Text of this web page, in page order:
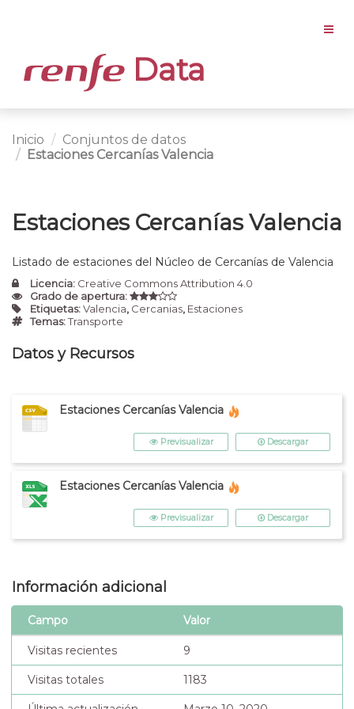
Data
Inicio
Conjuntos de datos
Estaciones Cercanías Valencia
Estaciones Cercanías Valencia
Listado de estaciones del Núcleo de Cercanías de Valencia
Licencia: Creative Commons Attribution 4.0
Grado de apertura:
Etiquetas:Valencia, Cercanias, Estaciones
Temas:Transporte
Datos y Recursos
Estaciones Cercanías Valencia
Previsualizar Descargar
Estaciones Cercanías Valencia
Previsualizar Descargar
Información adicional
Campo Valor
Visitas recientes 9
Visitas totales 1183